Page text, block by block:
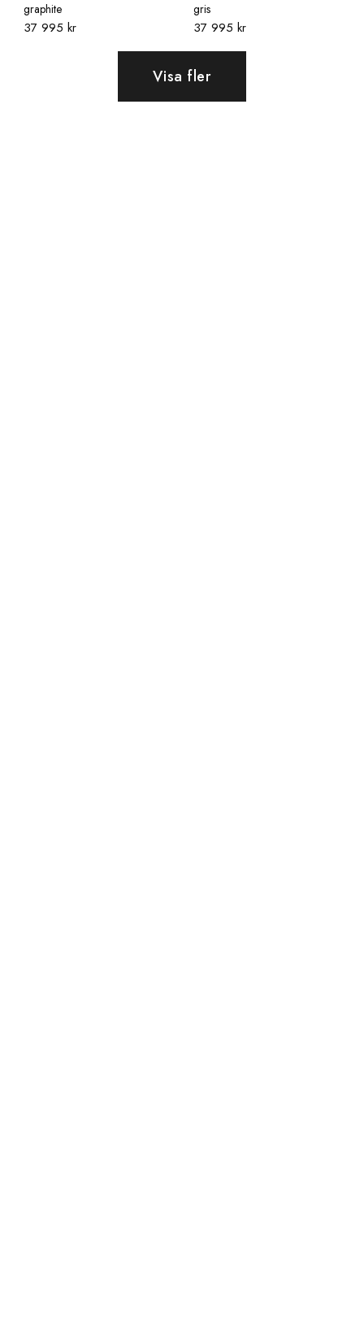
graphite
37 995 kr
gris
37 995 kr
Visa fler